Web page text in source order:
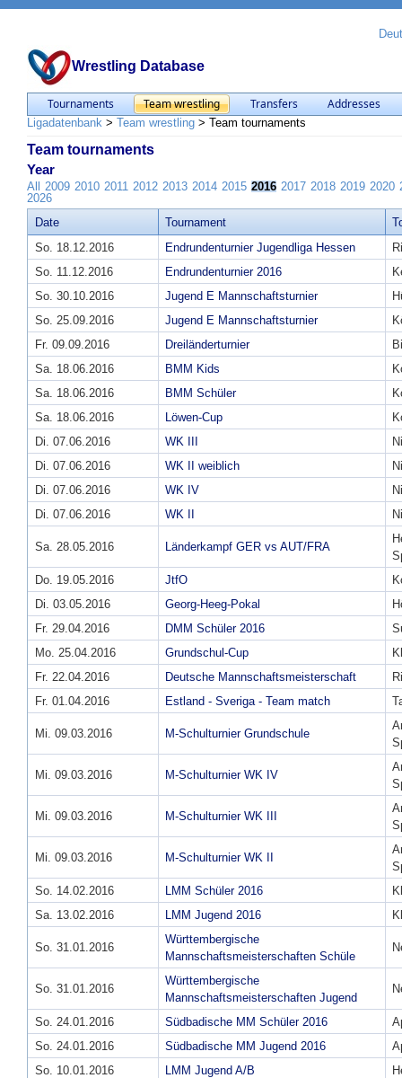
Wrestling Database
Tournaments Team wrestling Transfers Addresses
Ligadatenbank > Team wrestling > Team tournaments
Team tournaments
Year
All 2009 2010 2011 2012 2013 2014 2015 2016 2017 2018 2019 2020
2026
Date
Tournament
So. 18.12.2016
Endrundenturnier Jugendliga Hessen
So. 11.12.2016
Endrundenturnier 2016
So. 30.10.2016
Jugend E Mannschaftsturnier
So. 25.09.2016
Jugend E Mannschaftsturnier
Fr. 09.09.2016
Dreiländerturnier
Sa. 18.06.2016
BMM Kids
Sa. 18.06.2016
BMM Schüler
Sa. 18.06.2016
Löwen-Cup
Di. 07.06.2016
WK III
Di. 07.06.2016
WK II weiblich
Di. 07.06.2016
WK IV
Di. 07.06.2016
WK II
Sa. 28.05.2016 Länderkampf GER vs AUT/FRA
Do. 19.05.2016
JtfO
Di. 03.05.2016
Georg-Heeg-Pokal
Fr. 29.04.2016
DMM Schüler 2016
Mo. 25.04.2016
Grundschul-Cup
Fr. 22.04.2016
Deutsche Mannschaftsmeisterschaft
Fr. 01.04.2016
Estland - Sveriga - Team match
Mi. 09.03.2016 M-Schulturnier Grundschule
Mi. 09.03.2016 M-Schulturnier WK IV
Mi. 09.03.2016 M-Schulturnier WK III
Mi. 09.03.2016 M-Schulturnier WK II
So. 14.02.2016
LMM Schüler 2016
Sa. 13.02.2016
LMM Jugend 2016
So. 31.01.2016
Württembergische
Mannschaftsmeisterschaften Schüle
So. 31.01.2016
Württembergische
Mannschaftsmeisterschaften Jugend
So. 24.01.2016 Südbadische MM Schüler 2016
So. 24.01.2016
Südbadische MM Jugend 2016
So. 10.01.2016
LMM Jugend A/B